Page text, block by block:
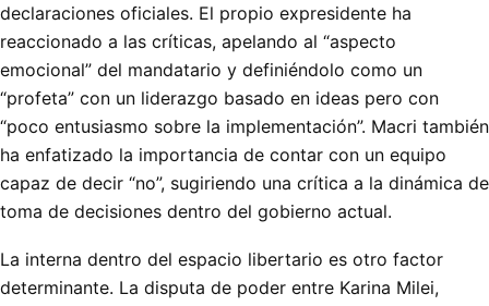
declaraciones oficiales. El propio expresidente ha
reaccionado a las críticas, apelando al “aspecto
emocional” del mandatario y definiéndolo como un
“profeta” con un liderazgo basado en ideas pero con
“poco entusiasmo sobre la implementación”. Macri también
ha enfatizado la importancia de contar con un equipo
capaz de decir “no”, sugiriendo una crítica a la dinámica de
toma de decisiones dentro del gobierno actual.
La interna dentro del espacio libertario es otro factor
determinante. La disputa de poder entre Karina Milei,